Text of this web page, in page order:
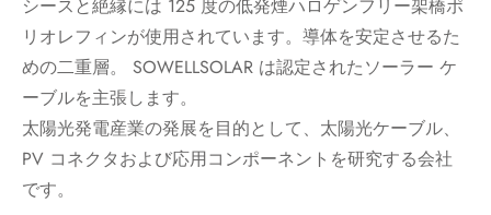
シースと絶縁には 125 度の低発煙ハロゲンフリー架橋ポ
リオレフィンが使用されています。導体を安定させるた
めの二重層。 SOWELLSOLAR は認定されたソーラー ケ
ーブルを主張します。
太陽光発電産業の発展を目的として、太陽光ケーブル、
PV コネクタおよび応用コンポーネントを研究する会社
です。